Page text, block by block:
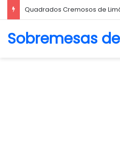
Quadrados Cremosos de
Sobremesas